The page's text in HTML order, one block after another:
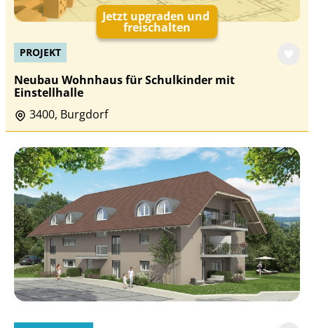
Jetzt upgraden und
freischalten
PROJEKT
Neubau Wohnhaus für Schulkinder mit
Einstellhalle
3400, Burgdorf